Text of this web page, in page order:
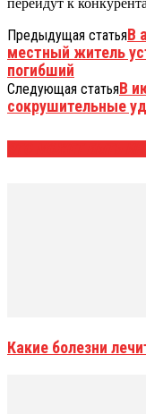
Предыдущая статьяВ
местный житель
погибший
Следующая статьяВ
сокрушительные
Какие болезни